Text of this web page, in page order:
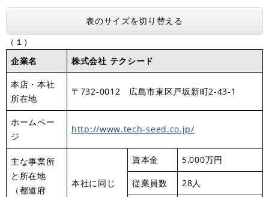
表のサイズを切り替える
（１）
企業名
株式会社 テクシード
本店・本社
所在地
〒732-0012 広島市東区戸坂新町2-43-1
ホームペー
ジ
http://www.tech-seed.co.jp/
主な事業所
と所在地
（都道府
本社に同じ
資本金 5,000万円
従業員数 28人